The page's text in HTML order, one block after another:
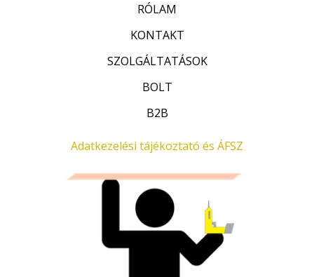
RÓLAM
KONTAKT
SZOLGÁLTATÁSOK
BOLT
B2B
Adatkezelési tájékoztató és ÁFSZ